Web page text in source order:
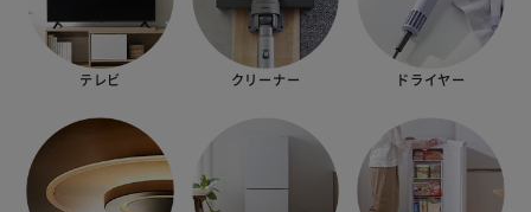
テレビ クリーナー ドライヤー